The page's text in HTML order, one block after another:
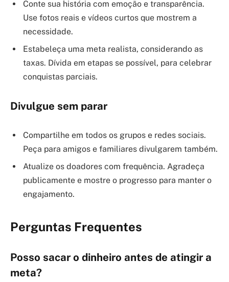
Conte sua história com emoção e transparência.
Use fotos reais e vídeos curtos que mostrem a
necessidade.
Estabeleça uma meta realista, considerando as
taxas. Dívida em etapas se possível, para celebrar
conquistas parciais.
Divulgue sem parar
Compartilhe em todos os grupos e redes sociais.
Peça para amigos e familiares divulgarem também.
Atualize os doadores com frequência. Agradeça
publicamente e mostre o progresso para manter o
engajamento.
Perguntas Frequentes
Posso sacar o dinheiro antes de atingir a
meta?